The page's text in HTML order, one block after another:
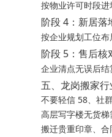
按物业许可时段进
阶段 4：新居落
按企业规划工位布
阶段 5：售后核
企业清点无误后结
五、龙岗搬家
不要轻信 58、社
高层写字楼无货
搬迁贵重印章、